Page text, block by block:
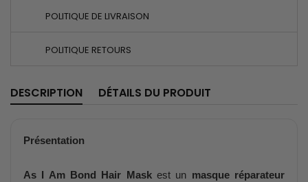
POLITIQUE DE LIVRAISON
POLITIQUE RETOURS
DESCRIPTION DÉTAILS DU PRODUIT
Présentation
As I Am Bond Hair Maskest un masque réparateur